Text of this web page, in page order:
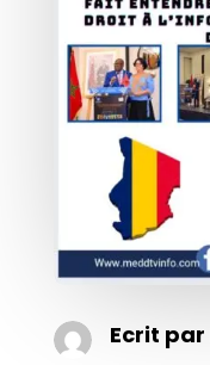
Ecrit par